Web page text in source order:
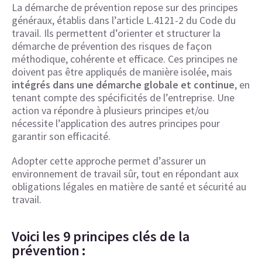
La démarche de prévention repose sur des principes
généraux, établis dans l’article L.4121-2 du Code du
travail. Ils permettent d’orienter et structurer la
démarche de prévention des risques de façon
méthodique, cohérente et efficace. Ces principes ne
doivent pas être appliqués de manière isolée, mais
intégrés dans une démarche globale et continue, en
tenant compte des spécificités de l’entreprise. Une
action va répondre à plusieurs principes et/ou
nécessite l’application des autres principes pour
garantir son efficacité.
Adopter cette approche permet d’assurer un
environnement de travail sûr, tout en répondant aux
obligations légales en matière de santé et sécurité au
travail.
Voici les 9 principes clés de la
prévention :